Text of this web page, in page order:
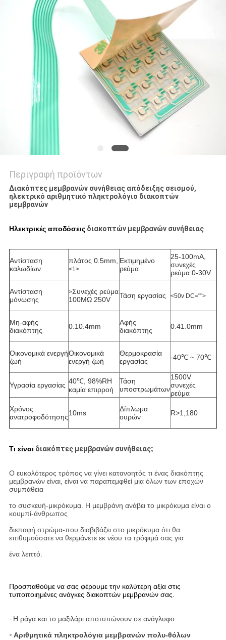
Περιγραφή προϊόντων
Διακόπτες μεμβρανών συνήθειας απόδειξης σεισμού,
ηλεκτρικό αριθμητικό πληκτρολόγιο διακοπτών
μεμβρανών
Ηλεκτρικές αποδόσειςδιακοπτών μεμβρανών συνήθειας
Αντίσταση
καλωδίων
πλάτος 0.5mm,
<1>
Εκτιμημένο
ρεύμα
25-100mA,
συνεχές
ρεύμα 0-30V
Αντίσταση
μόνωσης
>Συνεχές ρεύμα
100MΩ 250V
Τάση εργασίας <50v DC="">
Μη-αφής
διακόπτης
0.10.4mm
Αφής
διακόπτης
0.41.0mm
Οικονομικά ενεργή
ζωή
Οικονομικά
ενεργή ζωή
Θερμοκρασία
εργασίας
-40℃ ~ 70℃
Υγρασία εργασίας 40℃, 98%RH
καμία επιρροή
Τάση
υποστρωμάτων
1500V
συνεχές
ρεύμα
Χρόνος
ανατροφοδότησης10ms
Δίπλωμα
ουρών
R>1,180
Τι είναι διακόπτες μεμβρανών συνήθειας;
Ο ευκολότερος τρόπος να γίνει κατανοητός τι ένας διακόπτης
μεμβρανών είναι, είναι να παραπεμφθεί μια όλων των εποχών
συμπάθεια
το συσκευή-μικρόκυμα. Η μεμβράνη ανάβει το μικρόκυμα είναι ο
κουμπί-άνθρωπος
διεπαφή στρώμα-που διαβιβάζει στο μικρόκυμα ότι θα
επιθυμούσατε να θερμάνετε εκ νέου τα τρόφιμά σας για
ένα λεπτό.
Προσπαθούμε να σας φέρουμε την καλύτερη αξία στις
τυποποιημένες ανάγκες διακοπτών μεμβρανών σας.
- Η ράγα και το μαξιλάρι αποτυπώνουν σε ανάγλυφο
- Αριθμητικά πληκτρολόγια μεμβρανών πολυ-θόλων